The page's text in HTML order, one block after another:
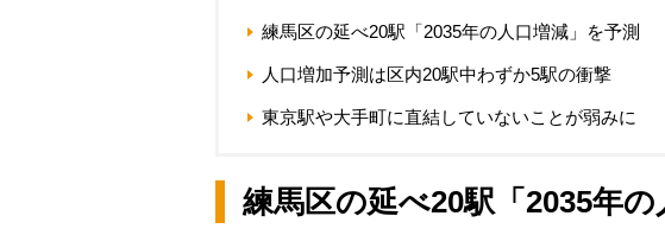
練馬区の延べ20駅「2035年の人口増減」を予測
人口増加予測は区内20駅中わずか5駅の衝撃
東京駅や大手町に直結していないことが弱みに
練馬区の延べ20駅「2035年